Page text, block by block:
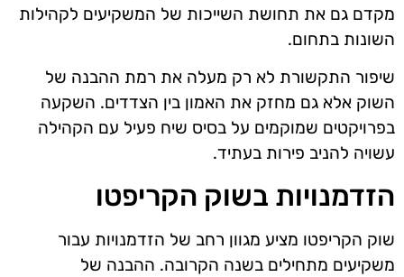
מקדם גם את תחושת השייכות של המשקיעים לקהילות
השונות בתחום.
שיפור התקשורת לא רק מעלה את רמת ההבנה של
השוק אלא גם מחזק את האמון בין הצדדים. השקעה
בפרויקטים שמוקמים על בסיס שיח פעיל עם הקהילה
עשויה להניב פירות בעתיד.
הזדמנויות בשוק הקריפטו
שוק הקריפטו מציע מגוון רחב של הזדמנויות עבור
משקיעים מתחילים בשנה הקרובה. ההבנה של